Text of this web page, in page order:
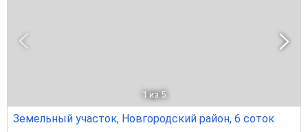
1 из 5
Земельный участок, Новгородский район, 6 соток